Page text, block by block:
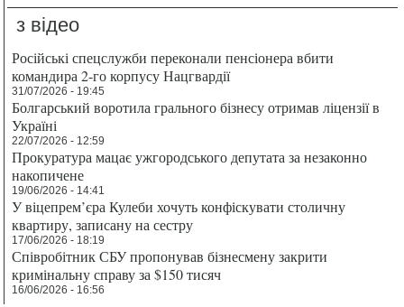
з відео
Російські спецслужби переконали пенсіонера вбити
командира 2-го корпусу Нацгвардії
31/07/2026 - 19:45
Болгарський воротила грального бізнесу отримав ліцензії в
Україні
22/07/2026 - 12:59
Прокуратура мацає ужгородського депутата за незаконно
накопичене
19/06/2026 - 14:41
У віцепрем’єра Кулеби хочуть конфіскувати столичну
квартиру, записану на сестру
17/06/2026 - 18:19
Співробітник СБУ пропонував бізнесмену закрити
кримінальну справу за $150 тисяч
16/06/2026 - 16:56